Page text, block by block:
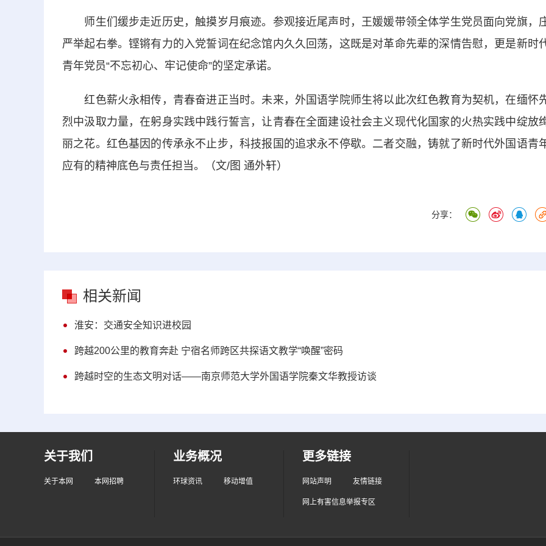
师生们缓步走近历史，触摸岁月痕迹。参观接近尾声时，王媛媛带领全体学生党员面向党旗，
严举起右拳。铿锵有力的入党誓词在纪念馆内久久回荡，这既是对革命先辈的深情告慰，更是新时
青年党员“不忘初心、牢记使命”的坚定承诺。
红色薪火永相传，青春奋进正当时。未来，外国语学院师生将以此次红色教育为契机，在缅怀
烈中汲取力量，在躬身实践中践行誓言，让青春在全面建设社会主义现代化国家的火热实践中绽放
丽之花。红色基因的传承永不止步，科技报国的追求永不停歇。二者交融，铸就了新时代外国语青
应有的精神底色与责任担当。（文/图 通外轩）
分享：
相关新闻
淮安：交通安全知识进校园
跨越200公里的教育奔赴 宁宿名师跨区共探语文教学“唤醒”密码
跨越时空的生态文明对话——南京师范大学外国语学院秦文华教授访谈
关于我们
关于本网 本网招聘
业务概况
环球资讯 移动增值
更多链接
网站声明 友情链接
网上有害信息举报专区